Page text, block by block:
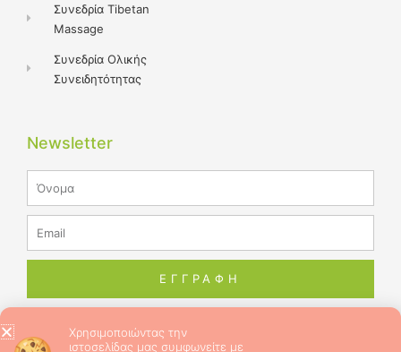
Συνεδρία Tibetan
Massage
Συνεδρία Ολικής
Συνειδητότητας
Newsletter
ΕΓΓΡΑΦΗ
Χρησιμοποιώντας την
ιστοσελίδας μας συμφωνείτε με